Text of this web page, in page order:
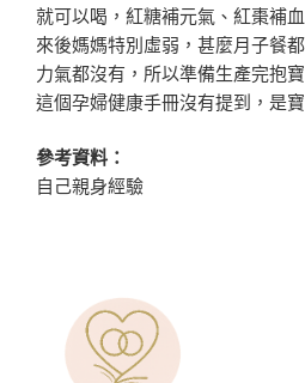
就可以喝，紅糖補元氣、紅棗補
來後媽媽特別虛弱，甚麼月子餐
力氣都沒有，所以準備生產完抱
這個孕婦健康手冊沒有提到，是
參考資料：
自己親身經驗